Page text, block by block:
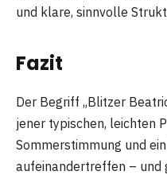
und klare, sinnvolle
Fazit
Der Begriff „Blitzer
jener typischen, leichten
Sommerstimmung und
aufeinandertreffen – und